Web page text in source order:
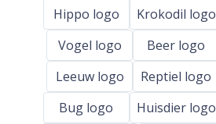
Hippo logo
Krokodil logo
Vogel logo
Beer logo
Leeuw logo
Reptiel logo
Bug logo
Huisdier logo